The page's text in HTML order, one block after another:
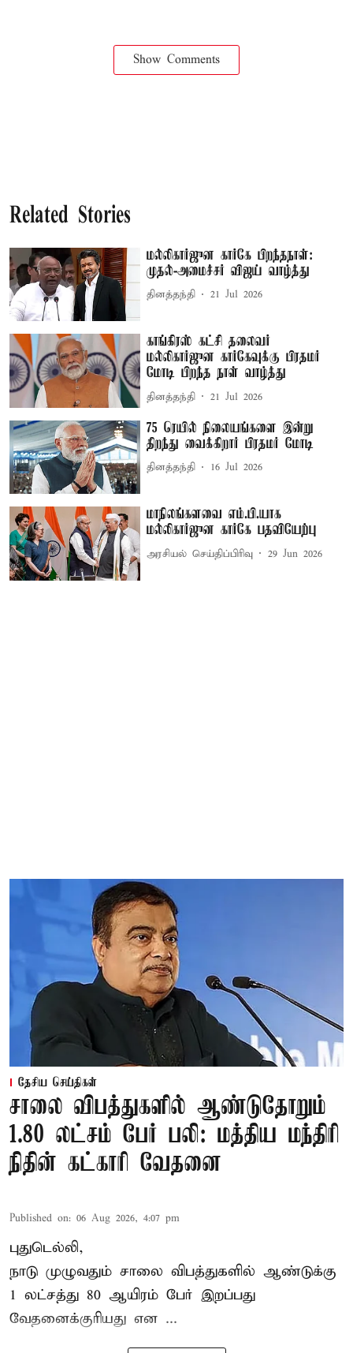
Show Comments
Related Stories
மல்லிகார்ஜுன கார்கே பிறந்தநாள்:
முதல்-அமைச்சர் விஜய் வாழ்த்து
தினத்தந்தி 21 Jul 2026
காங்கிரஸ் கட்சி தலைவர்
மல்லிகார்ஜுன கார்கேவுக்கு பிரதமர்
மோடி பிறந்த நாள் வாழ்த்து
தினத்தந்தி 21 Jul 2026
75 ரெயில் நிலையங்களை இன்று
திறந்து வைக்கிறார் பிரதமர் மோடி
தினத்தந்தி 16 Jul 2026
மாநிலங்களவை எம்.பி.யாக
மல்லிகார்ஜுன கார்கே பதவியேற்பு
அரசியல் செய்திப்பிரிவு 29 Jun 2026
தேசிய செய்திகள்
சாலை விபத்துகளில் ஆண்டுதோறும்
1.80 லட்சம் பேர் பலி: மத்திய மந்திரி
நிதின் கட்காரி வேதனை
Published on: 06 Aug 2026, 4:07 pm
புதுடெல்லி,
நாடு முழுவதும் சாலை விபத்துகளில் ஆண்டுக்கு
1 லட்சத்து 80 ஆயிரம் பேர் இறப்பது
வேதனைக்குரியது என ...